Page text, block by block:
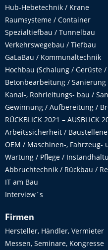
Hub-Hebetechnik / Krane
Raumsysteme / Container
Spezialtiefbau / Tunnelbau
Verkehrswegebau / Tiefbau
GaLaBau / Kommunaltechnik
Hochbau (Schalung / Gerüste
Betonbearbeitung / Sanierung
Kanal-, Rohrleitungs- bau /
Gewinnung / Aufbereitung /
RÜCKBLICK 2021 – AUSBLICK
Arbeitssicherheit /
OEM / Maschinen-,
Wartung / Pflege /
Abbruchtechnik / Rückbau /
IT am Bau
Interview´s
Firmen
Hersteller, Händler, Vermieter
Messen, Seminare, Kongresse